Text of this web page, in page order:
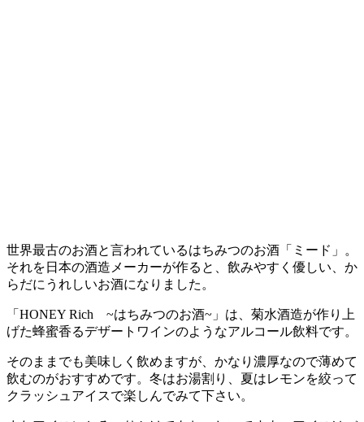
世界最古のお酒と言われているはちみつのお酒「ミード」。
それを日本の酒造メーカーが作ると、飲みやすく優しい、か
らだにうれしいお酒になりました。
「HONEY Rich ~はちみつのお酒~」は、菊水酒造が作り上
げた蜂蜜香るデザートワインのようなアルコール飲料です。
そのままでも美味しく飲めますが、かなり濃厚なので薄めて
飲むのがおすすめです。冬はお湯割り、夏はレモンを絞って
クラッシュアイスで楽しんでみて下さい。